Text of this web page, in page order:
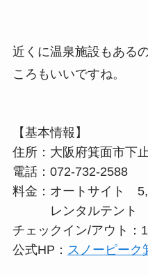
近くに温泉施設もある
ころもいいですね。
【基本情報】
住所：大阪府箕面市下
電話：072-732-2588
料金：オートサイト
レンタルテント
チェックイン/アウト：
公式HP： スノーピーク